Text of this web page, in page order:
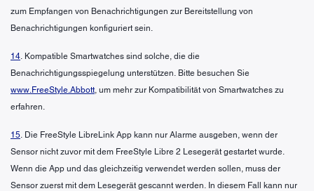
zum Empfangen von Benachrichtigungen zur Bereitstellung von
Benachrichtigungen konfiguriert sein.
14. Kompatible Smartwatches sind solche, die die
Benachrichtigungsspiegelung unterstützen. Bitte besuchen Sie
www.FreeStyle.Abbott, um mehr zur Kompatibilität von Smartwatches zu
erfahren.
15. Die FreeStyle LibreLink App kann nur Alarme ausgeben, wenn der
Sensor nicht zuvor mit dem FreeStyle Libre 2 Lesegerät gestartet wurde.
Wenn die App und das gleichzeitig verwendet werden sollen, muss der
Sensor zuerst mit dem Lesegerät gescannt werden. In diesem Fall kann nur